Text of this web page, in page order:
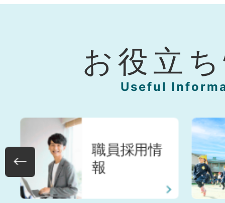
お役立
Useful
目
職員採用情
報
4
枚
目